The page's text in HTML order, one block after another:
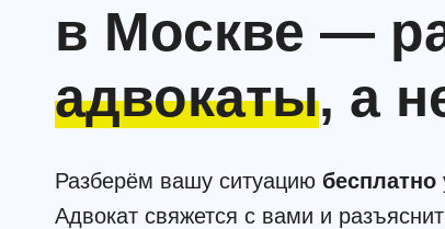
в Москве —
адвокаты, а
Разберём вашу ситуацию бесплатно
Адвокат свяжется с вами и разъяснит